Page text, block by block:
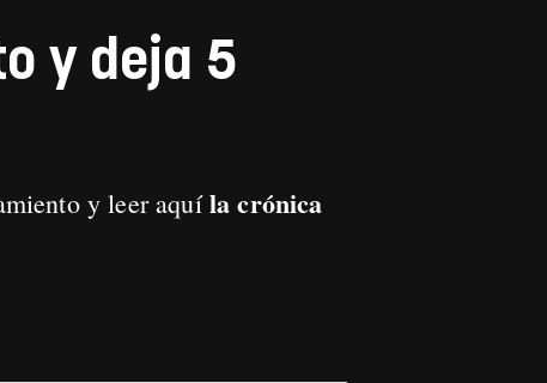
y deja 5
y leer aquíla crónica